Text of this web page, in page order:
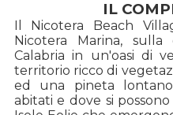
IL
Il Nicotera Beach
Nicotera Marina,
Calabria in un'oasi di
territorio ricco di
ed una pineta
abitati e dove si